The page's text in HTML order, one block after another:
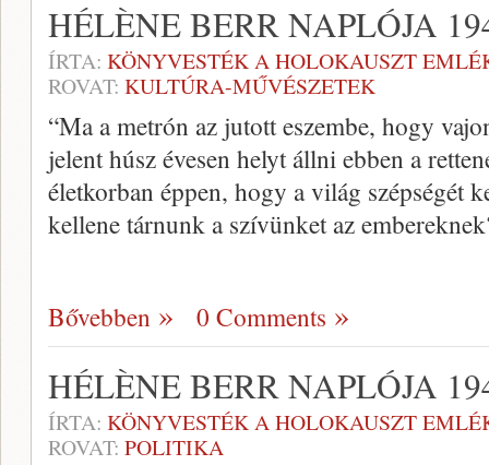
HÉLÈNE BERR NAPLÓJA
ÍRTA: KÖNYVESTÉK A HOLOKAUSZT
ROVAT: KULTÚRA-MŰVÉSZETEK
“Ma a metrón az jutott eszembe, hogy
jelent húsz évesen helyt állni ebben a
életkorban éppen, hogy a világ szépségét
kellene tárnunk a szívünket az
Bővebben 0 Comments
HÉLÈNE BERR NAPLÓJA
ÍRTA: KÖNYVESTÉK A HOLOKAUSZT
ROVAT: POLITIKA